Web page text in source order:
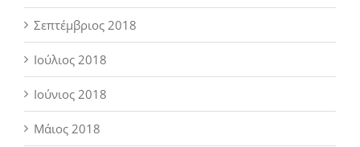
Σεπτέμβριος 2018
Ιούλιος 2018
Ιούνιος 2018
Μάιος 2018